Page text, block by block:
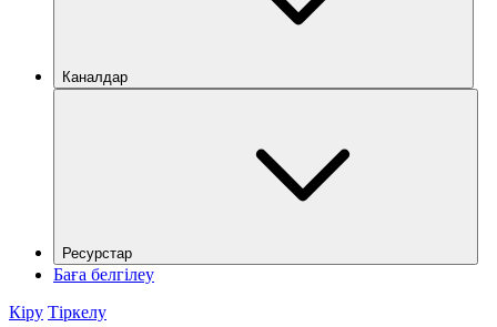
Каналдар
Ресурстар
Баға белгілеу
Кіру Тіркелу